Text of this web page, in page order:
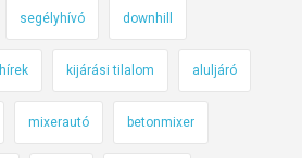
ő
a
segélyhívó downhill
hírek kijárási tilalom aluljáró
mixerautó betonmixer